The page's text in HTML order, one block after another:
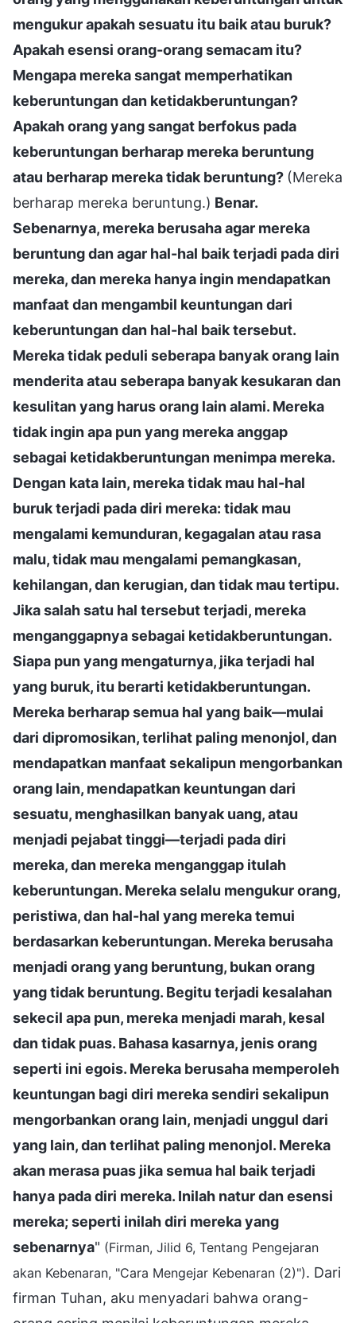
mengukur apakah sesuatu itu baik atau buruk?
Apakah esensi orang-orang semacam itu?
Mengapa mereka sangat memperhatikan
keberuntungan dan ketidakberuntungan?
Apakah orang yang sangat berfokus pada
keberuntungan berharap mereka beruntung
atau berharap mereka tidak beruntung? (Mereka
berharap mereka beruntung.) Benar.
Sebenarnya, mereka berusaha agar mereka
beruntung dan agar hal-hal baik terjadi pada diri
mereka, dan mereka hanya ingin mendapatkan
manfaat dan mengambil keuntungan dari
keberuntungan dan hal-hal baik tersebut.
Mereka tidak peduli seberapa banyak orang lain
menderita atau seberapa banyak kesukaran dan
kesulitan yang harus orang lain alami. Mereka
tidak ingin apa pun yang mereka anggap
sebagai ketidakberuntungan menimpa mereka.
Dengan kata lain, mereka tidak mau hal-hal
buruk terjadi pada diri mereka: tidak mau
mengalami kemunduran, kegagalan atau rasa
malu, tidak mau mengalami pemangkasan,
kehilangan, dan kerugian, dan tidak mau tertipu.
Jika salah satu hal tersebut terjadi, mereka
menganggapnya sebagai ketidakberuntungan.
Siapa pun yang mengaturnya, jika terjadi hal
yang buruk, itu berarti ketidakberuntungan.
Mereka berharap semua hal yang baik—mulai
dari dipromosikan, terlihat paling menonjol, dan
mendapatkan manfaat sekalipun mengorbankan
orang lain, mendapatkan keuntungan dari
sesuatu, menghasilkan banyak uang, atau
menjadi pejabat tinggi—terjadi pada diri
mereka, dan mereka menganggap itulah
keberuntungan. Mereka selalu mengukur orang,
peristiwa, dan hal-hal yang mereka temui
berdasarkan keberuntungan. Mereka berusaha
menjadi orang yang beruntung, bukan orang
yang tidak beruntung. Begitu terjadi kesalahan
sekecil apa pun, mereka menjadi marah, kesal
dan tidak puas. Bahasa kasarnya, jenis orang
seperti ini egois. Mereka berusaha memperoleh
keuntungan bagi diri mereka sendiri sekalipun
mengorbankan orang lain, menjadi unggul dari
yang lain, dan terlihat paling menonjol. Mereka
akan merasa puas jika semua hal baik terjadi
hanya pada diri mereka. Inilah natur dan esensi
mereka; seperti inilah diri mereka yang
sebenarnya" (Firman, Jilid 6, Tentang Pengejaran
akan Kebenaran, "Cara Mengejar Kebenaran (2)"). Dari
firman Tuhan, aku menyadari bahwa orang-